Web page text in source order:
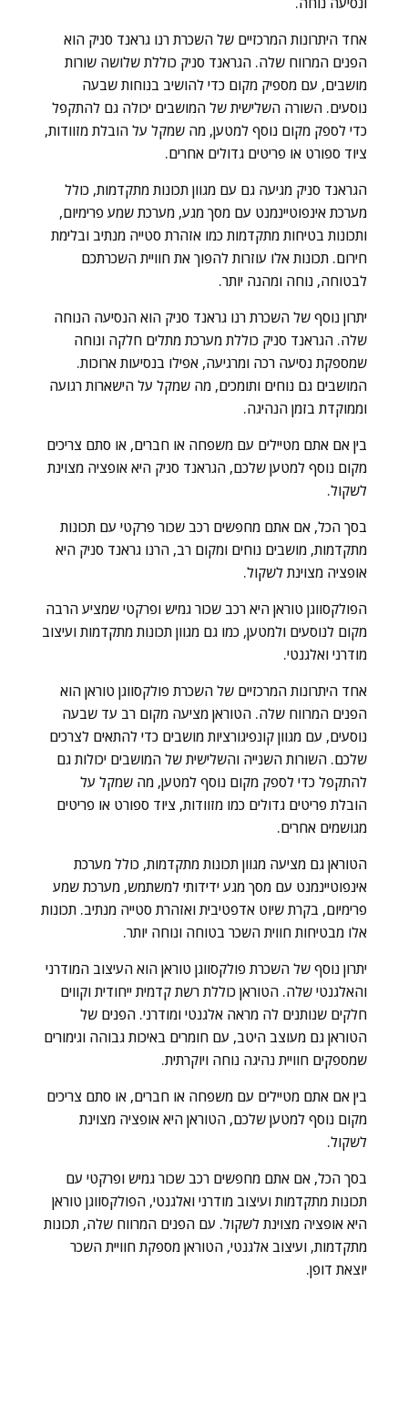
אחד היתרונות המרכזיים של השכרת רנו גראנד סניק הוא
הפנים המרווח שלה. הגראנד סניק כוללת שלושה שורות
מושבים, עם מספיק מקום כדי להושיב בנוחות שבעה
נוסעים. השורה השלישית של המושבים יכולה גם להתקפל
כדי לספק מקום נוסף למטען, מה שמקל על הובלת מזוודות,
ציוד ספורט או פריטים גדולים אחרים.
הגראנד סניק מגיעה גם עם מגוון תכונות מתקדמות, כולל
מערכת אינפוטיינמנט עם מסך מגע, מערכת שמע פרימיום,
ותכונות בטיחות מתקדמות כמו אזהרת סטייה מנתיב ובלימת
חירום. תכונות אלו עוזרות להפוך את חוויית השכרתכם
לבטוחה, נוחה ומהנה יותר.
יתרון נוסף של השכרת רנו גראנד סניק הוא הנסיעה הנוחה
שלה. הגראנד סניק כוללת מערכת מתלים חלקה ונוחה
שמספקת נסיעה רכה ומרגיעה, אפילו בנסיעות ארוכות.
המושבים גם נוחים ותומכים, מה שמקל על הישארות רגועה
וממוקדת בזמן הנהיגה.
בין אם אתם מטיילים עם משפחה או חברים, או סתם צריכים
מקום נוסף למטען שלכם, הגראנד סניק היא אופציה מצוינת
לשקול.
בסך הכל, אם אתם מחפשים רכב שכור פרקטי עם תכונות
מתקדמות, מושבים נוחים ומקום רב, הרנו גראנד סניק היא
אופציה מצוינת לשקול.
הפולקסווגן טוראן היא רכב שכור גמיש ופרקטי שמציע הרבה
מקום לנוסעים ולמטען, כמו גם מגוון תכונות מתקדמות ועיצוב
מודרני ואלגנטי.
אחד היתרונות המרכזיים של השכרת פולקסווגן טוראן הוא
הפנים המרווח שלה. הטוראן מציעה מקום רב עד שבעה
נוסעים, עם מגוון קונפיגורציות מושבים כדי להתאים לצרכים
שלכם. השורות השנייה והשלישית של המושבים יכולות גם
להתקפל כדי לספק מקום נוסף למטען, מה שמקל על
הובלת פריטים גדולים כמו מזוודות, ציוד ספורט או פריטים
מגושמים אחרים.
הטוראן גם מציעה מגוון תכונות מתקדמות, כולל מערכת
אינפוטיינמנט עם מסך מגע ידידותי למשתמש, מערכת שמע
פרימיום, בקרת שיוט אדפטיבית ואזהרת סטייה מנתיב. תכונות
אלו מבטיחות חווית השכר בטוחה ונוחה יותר.
יתרון נוסף של השכרת פולקסווגן טוראן הוא העיצוב המודרני
והאלגנטי שלה. הטוראן כוללת רשת קדמית ייחודית וקווים
חלקים שנותנים לה מראה אלגנטי ומודרני. הפנים של
הטוראן גם מעוצב היטב, עם חומרים באיכות גבוהה וגימורים
שמספקים חוויית נהיגה נוחה ויוקרתית.
בין אם אתם מטיילים עם משפחה או חברים, או סתם צריכים
מקום נוסף למטען שלכם, הטוראן היא אופציה מצוינת
לשקול.
בסך הכל, אם אתם מחפשים רכב שכור גמיש ופרקטי עם
תכונות מתקדמות ועיצוב מודרני ואלגנטי, הפולקסווגן טוראן
היא אופציה מצוינת לשקול. עם הפנים המרווח שלה, תכונות
מתקדמות, ועיצוב אלגנטי, הטוראן מספקת חוויית השכר
יוצאת דופן.